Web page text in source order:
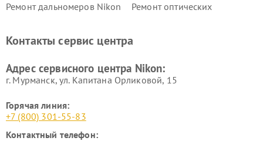
Ремонт дальномеров Nikon
Ремонт оптических
Контакты сервис центра
Адрес сервисного центра Nikon:
г. Мурманск, ул. Капитана Орликовой, 15
Горячая линия:
+7 (800) 301-55-83
Контактный телефон: